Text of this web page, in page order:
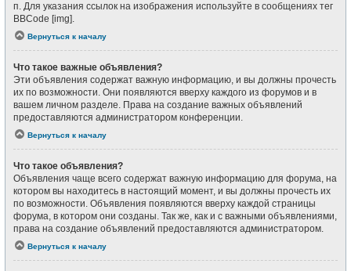
п. Для указания ссылок на изображения используйте в сообщениях тег
BBCode [img].
Вернуться к началу
Что такое важные объявления?
Эти объявления содержат важную информацию, и вы должны прочесть
их по возможности. Они появляются вверху каждого из форумов и в
вашем личном разделе. Права на создание важных объявлений
предоставляются администратором конференции.
Вернуться к началу
Что такое объявления?
Объявления чаще всего содержат важную информацию для форума, на
котором вы находитесь в настоящий момент, и вы должны прочесть их
по возможности. Объявления появляются вверху каждой страницы
форума, в котором они созданы. Так же, как и с важными объявлениями,
права на создание объявлений предоставляются администратором.
Вернуться к началу